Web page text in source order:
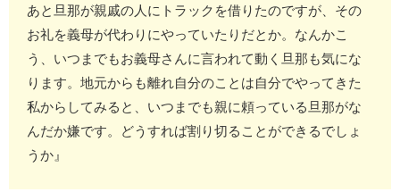
あと旦那が親戚の人にトラックを借りたのですが、その
お礼を義母が代わりにやっていたりだとか。なんかこ
う、いつまでもお義母さんに言われて動く旦那も気にな
ります。地元からも離れ自分のことは自分でやってきた
私からしてみると、いつまでも親に頼っている旦那がな
んだか嫌です。どうすれば割り切ることができるでしょ
うか』